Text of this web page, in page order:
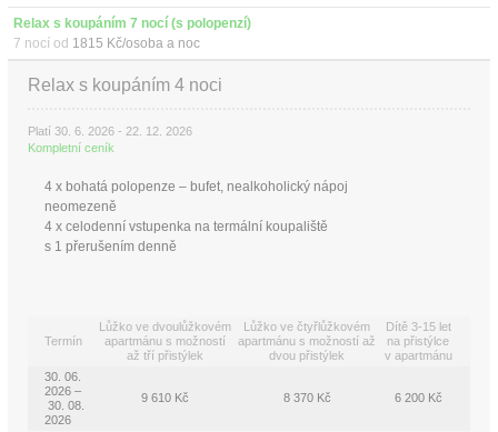
Relax s koupáním 7 nocí (s polopenzí)
7 nocí od 1815 Kč/osoba a noc
Relax s koupáním 4 noci
Platí 30. 6. 2026 - 22. 12. 2026
Kompletní ceník
4 x bohatá polopenze – bufet, nealkoholický nápoj
neomezeně
4 x celodenní vstupenka na termální koupaliště
s 1 přerušením denně
Termín
Lůžko ve dvoulůžkovém
apartmánu s možností
až tří přistýlek
Lůžko ve čtyřlůžkovém
apartmánu s možností až
dvou přistýlek
Dítě 3-15 let
na přistýlce
v apartmánu
30. 06.
2026 –
30. 08.
2026
9 610 Kč 8 370 Kč 6 200 Kč